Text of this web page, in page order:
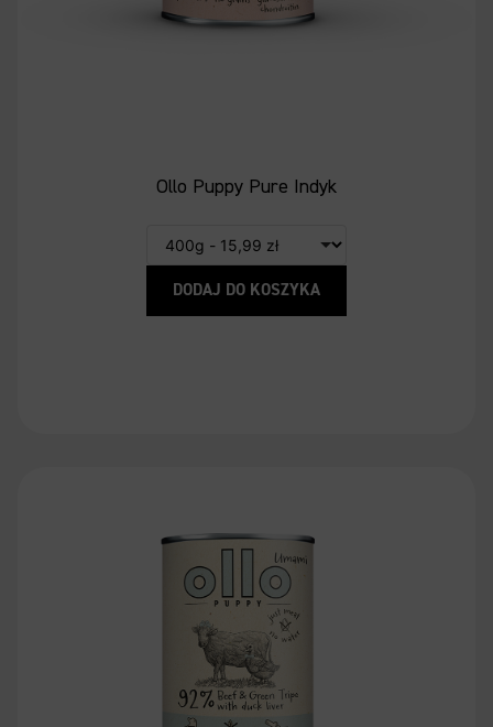
Ollo Puppy Pure Indyk
DODAJ DO KOSZYKA